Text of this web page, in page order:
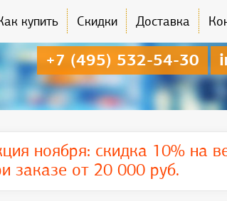
купить Скидки Доставка
+7 (495) 532-54-30
ноября: скидка 10% на
заказе от 20 000 руб.